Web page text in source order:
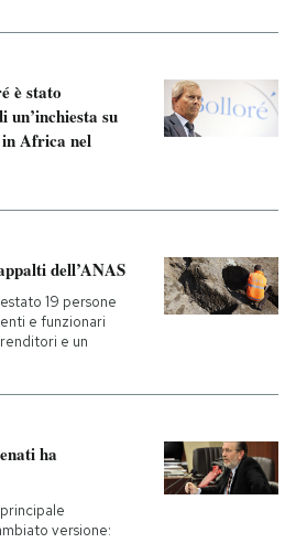
è stato
su
in Africa nel
dell’ANAS
19 persone
e funzionari
e un
ha
versione: